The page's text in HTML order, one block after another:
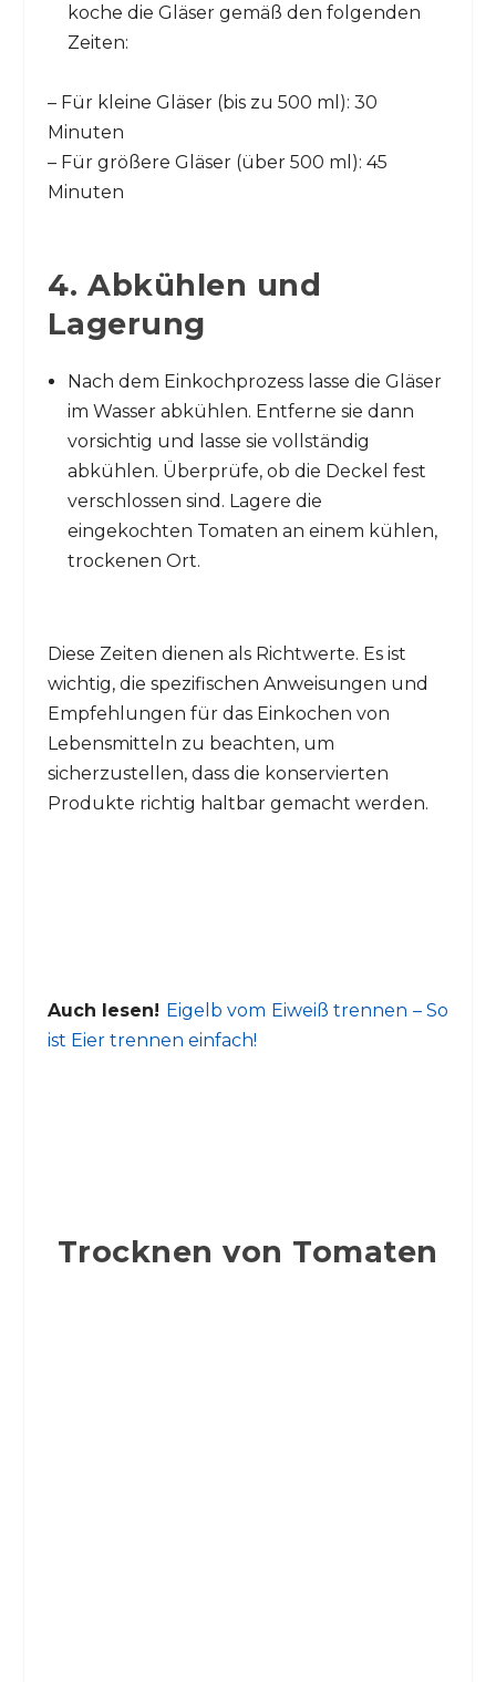
koche die Gläser gemäß den folgenden
Zeiten:
– Für kleine Gläser (bis zu 500 ml): 30
Minuten
– Für größere Gläser (über 500 ml): 45
Minuten
4. Abkühlen und
Lagerung
Nach dem Einkochprozess lasse die Gläser
im Wasser abkühlen. Entferne sie dann
vorsichtig und lasse sie vollständig
abkühlen. Überprüfe, ob die Deckel fest
verschlossen sind. Lagere die
eingekochten Tomaten an einem kühlen,
trockenen Ort.
Diese Zeiten dienen als Richtwerte. Es ist
wichtig, die spezifischen Anweisungen und
Empfehlungen für das Einkochen von
Lebensmitteln zu beachten, um
sicherzustellen, dass die konservierten
Produkte richtig haltbar gemacht werden.
Auch lesen! Eigelb vom Eiweiß trennen – So
ist Eier trennen einfach!
Trocknen von Tomaten